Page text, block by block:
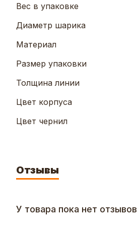
Вес в упаковке
Диаметр шарика
Материал
Размер упаковки
Толщина линии
Цвет корпуса
Цвет чернил
Отзывы
У товара пока нет отзывов